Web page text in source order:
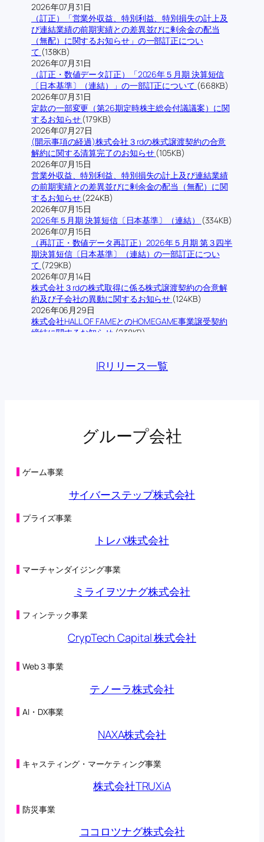
2026年07月31日
（訂正）「営業外収益、特別利益、特別損失の計上及
び連結業績の前期実績との差異並びに剰余金の配当
（無配）に関するお知らせ」の一部訂正につい
て (138KB)
2026年07月31日
（訂正・数値データ訂正）「2026年５月期 決算短信
〔日本基準〕（連結）」の一部訂正について (668KB)
2026年07月31日
定款の一部変更（第26期定時株主総会付議議案）に関
するお知らせ (179KB)
2026年07月27日
(開示事項の経過)株式会社３rdの株式譲渡契約の合意
解約に関する清算完了のお知らせ (105KB)
2026年07月15日
営業外収益、特別利益、特別損失の計上及び連結業績
の前期実績との差異並びに剰余金の配当（無配）に関
するお知らせ (224KB)
2026年07月15日
2026年５月期 決算短信〔日本基準〕（連結）
(334KB)
2026年07月15日
（再訂正・数値データ再訂正）2026年５月期 第３四半
期決算短信〔日本基準〕（連結）の一部訂正につい
て (729KB)
2026年07月14日
株式会社３rdの株式取得に係る株式譲渡契約の合意解
約及び子会社の異動に関するお知らせ (124KB)
2026年06月29日
株式会社HALL OF FAMEとのHOMEGAME事業譲受契約
締結に関するお知らせ (238KB)
(193KB)
主要株主の異動に関するお知らせ(134KB)
2026年05月29日
滅並びに特別利益の計上に関するお知らせ
2026年05月29日
第三者割当により調達した資金の支出予定時期の変更
に関するお知らせ(198KB)
2026年05月28日
主要株主の異動に関するお知らせ
第三者割当による第42回新株予約権の行使状況に関す
2026年05月15日
(125KB)
第三者割当による第42回新株予約権の行使状況に関す
2026年05月01日
第三者割当による第42回新株予約権の行使状況に関す
2026年04月27日
「CHARGESPOT」による相互送客キャンペーン実施に
2026年04月24日
(98KB)
子会社の異動を伴う株式の取得に関する株式譲渡契約
締結のお知らせ
(230KB)
2026年04月22日
合弁会社（連結子会社）設立及び子会社における新た
な事業の開始に関するお知らせ
2026年04月20日
（訂正・数値データ訂正）2026年５月期 第３四半期決
算短信〔日本基準〕（連結）の一部訂正につい
IRリリース一覧
グループ会社
ゲーム事業
サイバーステップ株式会社
プライズ事業
トレバ株式会社
マーチャンダイジング事業
ミライヲツナグ株式会社
フィンテック事業
CrypTech Capital 株式会社
Web３事業
テノーラ株式会社
AI・DX事業
NAXA株式会社
キャスティング・マーケティング事業
株式会社TRUXiA
防災事業
ココロツナグ株式会社